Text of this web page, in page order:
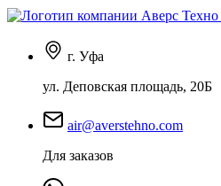
г. Уфа
ул. Деповская площадь, 20Б
air@averstehno.com
Для заказов